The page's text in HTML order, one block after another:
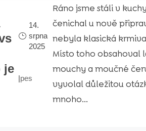
je
14.
srpna
2025
|pes
Ráno jsme stáli v
čenichal u nově
nebyla klasická
Místo toho obsahoval
mouchy a moučné
vyvolal důležitou
mnoho...